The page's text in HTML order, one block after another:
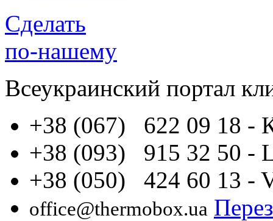
Сделать
по-нашему
Всеукраинский портал
+38 (067) 622 09 18 -
+38 (093) 915 32 50 -
+38 (050) 424 60 13 -
office@thermobox.ua